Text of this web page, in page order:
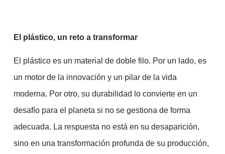
El plástico, un reto a transformar
El plástico es un material de doble filo. Por un lado, es
un motor de la innovación y un pilar de la vida
moderna. Por otro, su durabilidad lo convierte en un
desafío para el planeta si no se gestiona de forma
adecuada. La respuesta no está en su desaparición,
sino en una transformación profunda de su producción,